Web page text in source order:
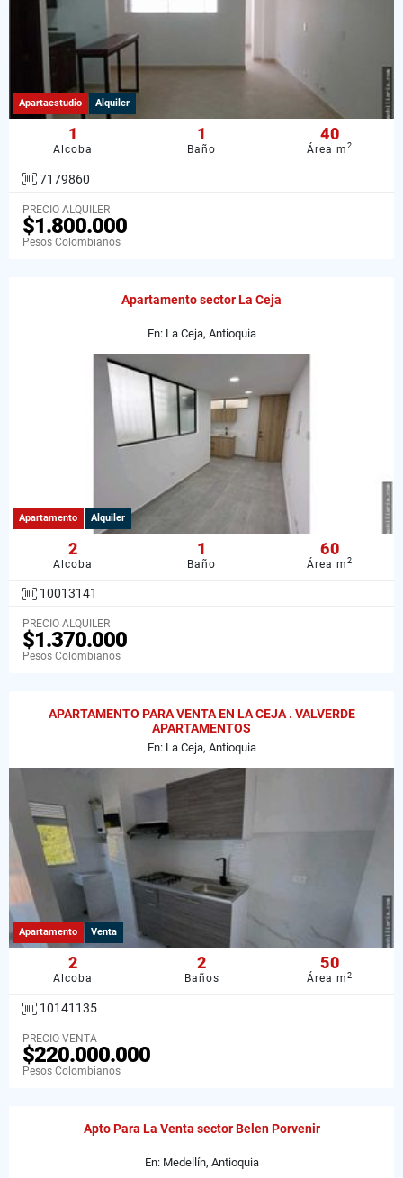
Apartaestudio Alquiler
1
Alcoba
1
Baño
40
Área m2
7179860
PRECIO ALQUILER
$1.800.000
Pesos Colombianos
Apartamento sector La Ceja
En: La Ceja, Antioquia
Apartamento Alquiler
2
Alcoba
1
Baño
60
Área m2
10013141
PRECIO ALQUILER
$1.370.000
Pesos Colombianos
APARTAMENTO PARA VENTA EN LA CEJA . VALVERDE
APARTAMENTOS
En: La Ceja, Antioquia
Apartamento Venta
2
Alcoba
2
Baños
50
Área m2
10141135
PRECIO VENTA
$220.000.000
Pesos Colombianos
Apto Para La Venta sector Belen Porvenir
En: Medellín, Antioquia